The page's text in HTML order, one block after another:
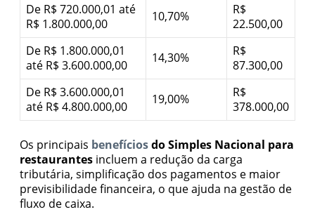
De R$ 720.000,01 até
R$ 1.800.000,00
10,70%
R$
22.500,00
De R$ 1.800.000,01
até R$ 3.600.000,00
14,30%
R$
87.300,00
De R$ 3.600.000,01
até R$ 4.800.000,00
19,00%
R$
378.000,00
Os principais benefíciosdo Simples Nacional para
restaurantes incluem a redução da carga
tributária, simplificação dos pagamentos e maior
previsibilidade financeira, o que ajuda na gestão de
fluxo de caixa.